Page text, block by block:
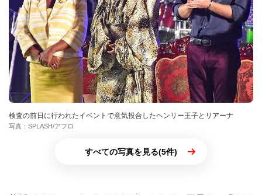
検査の前日に行われたイベントで意気投合したヘンリー王子とリアーナ
写真：SPLASH/アフロ
すべての写真を見る(5件)